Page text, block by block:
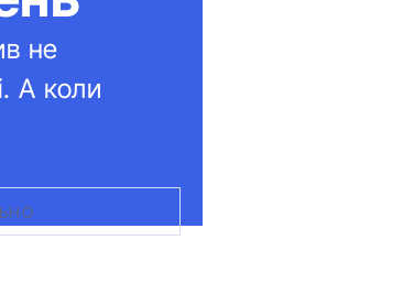
не
А коли